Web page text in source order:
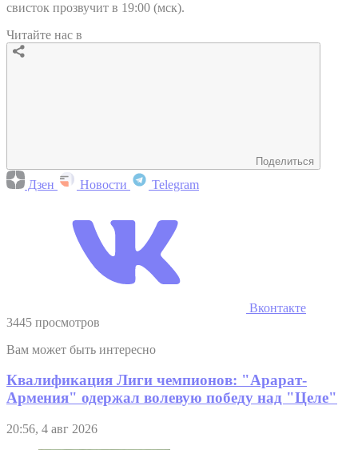
свисток прозвучит в 19:00 (мск).
Читайте нас в
Поделиться
Дзен Новости Telegram
Вконтакте
3445 просмотров
Вам может быть интересно
Квалификация Лиги чемпионов: "Арарат-
Армения" одержал волевую победу над "Целе"
20:56, 4 авг 2026